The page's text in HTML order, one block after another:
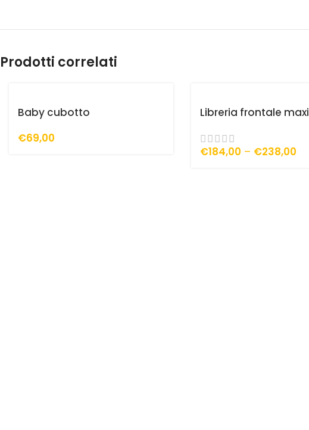
Prodotti correlati
Baby cubotto
€69,00
Libreria frontale maxi
€184,00 – €238,00